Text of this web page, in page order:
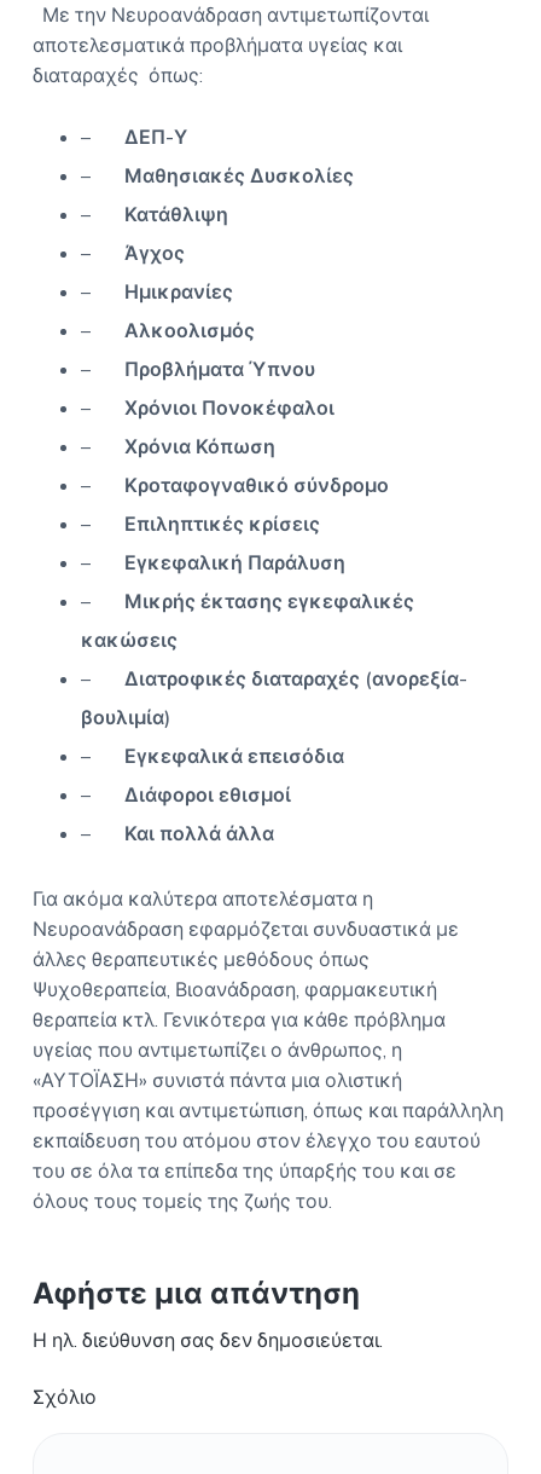
Με την Νευροανάδραση αντιμετωπίζονται
αποτελεσματικά προβλήματα υγείας και
διαταραχές όπως:
– ΔΕΠ-Υ
– Μαθησιακές Δυσκολίες
– Κατάθλιψη
– Άγχος
– Ημικρανίες
– Αλκοολισμός
– Προβλήματα Ύπνου
– Χρόνιοι Πονοκέφαλοι
– Χρόνια Κόπωση
– Κροταφογναθικό σύνδρομο
– Επιληπτικές κρίσεις
– Εγκεφαλική Παράλυση
– Μικρής έκτασης εγκεφαλικές
κακώσεις
– Διατροφικές διαταραχές (ανορεξία-
βουλιμία)
– Εγκεφαλικά επεισόδια
– Διάφοροι εθισμοί
– Και πολλά άλλα
Για ακόμα καλύτερα αποτελέσματα η
Νευροανάδραση εφαρμόζεται συνδυαστικά με
άλλες θεραπευτικές μεθόδους όπως
Ψυχοθεραπεία, Βιοανάδραση, φαρμακευτική
θεραπεία κτλ. Γενικότερα για κάθε πρόβλημα
υγείας που αντιμετωπίζει ο άνθρωπος, η
«ΑΥΤΟΪΑΣΗ» συνιστά πάντα μια ολιστική
προσέγγιση και αντιμετώπιση, όπως και παράλληλη
εκπαίδευση του ατόμου στον έλεγχο του εαυτού
του σε όλα τα επίπεδα της ύπαρξής του και σε
όλους τους τομείς της ζωής του.
Αφήστε μια απάντηση
Η ηλ. διεύθυνση σας δεν δημοσιεύεται.
Σχόλιο